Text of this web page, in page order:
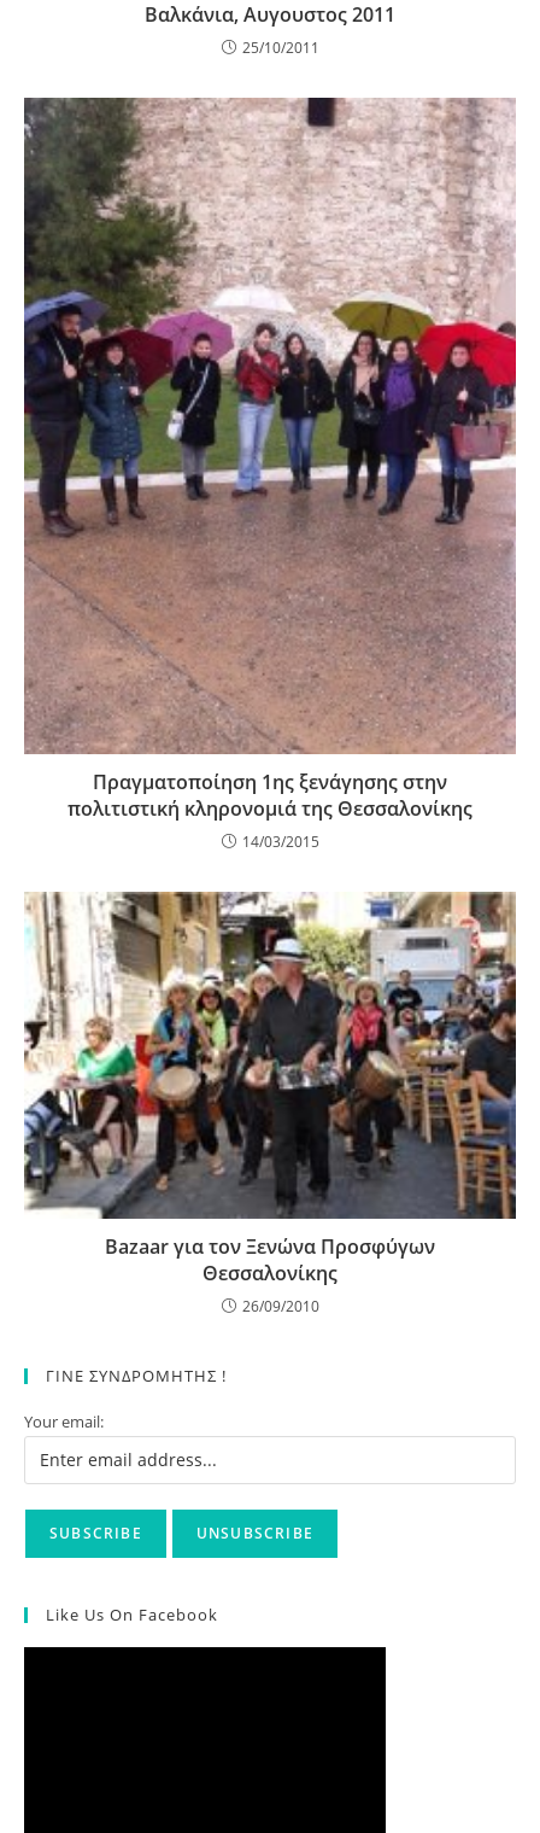
Βαλκάνια, Αυγουστος 2011
25/10/2011
Πραγματοποίηση 1ης ξενάγησης στην
πολιτιστική κληρονομιά της Θεσσαλονίκης
14/03/2015
Bazaar για τον Ξενώνα Προσφύγων
Θεσσαλονίκης
26/09/2010
ΓΙΝΕ ΣΥΝΔΡΟΜΗΤΗΣ !
Your email:
Like Us On Facebook